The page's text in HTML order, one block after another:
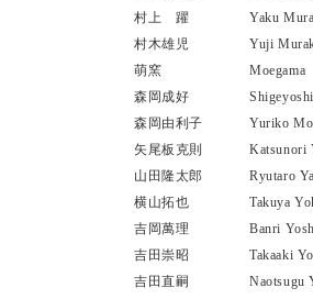
村上 躍
Yaku
村木雄児
Yuji
萌窯
Moegama
森岡成好
森岡由利子
Yuriko
矢尾板克則
Katsunori
山田隆太郎
Ryutaro
横山拓也
Takuya
吉岡萬理
Banri
吉田崇昭
Takaaki
吉田直嗣
Naotsugu